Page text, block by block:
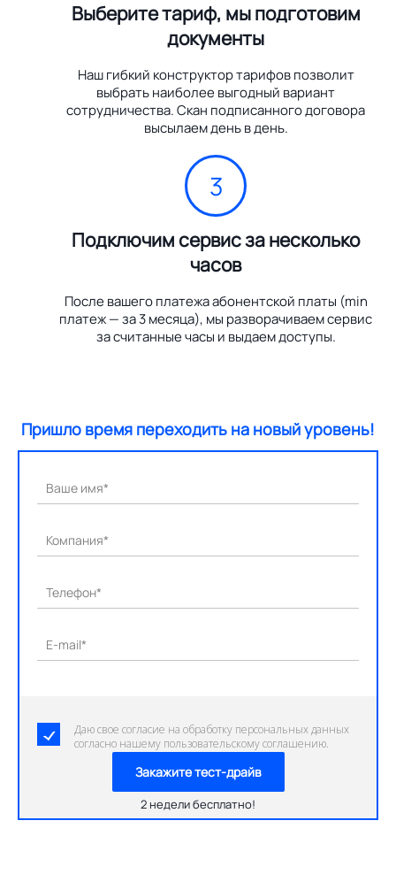
Выберите тариф, мы подготовим
документы
Наш гибкий конструктор тарифов позволит
выбрать наиболее выгодный вариант
сотрудничества. Скан подписанного договора
высылаем день в день.
3
Подключим сервис за несколько
часов
После вашего платежа абонентской платы (min
платеж — за 3 месяца), мы разворачиваем сервис
за считанные часы и выдаем доступы.
Пришло время переходить на новый уровень!
Ваше имя*
Компания*
Телефон*
E-mail*
Даю свое согласие на обработку персональных данных
согласно нашему пользовательскому соглашению.
Закажите тест-драйв
2 недели бесплатно!